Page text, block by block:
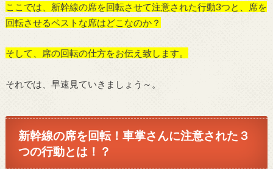
ここでは、新幹線の席を回転させて注意された行動3つと、席を
回転させるベストな席はどこなのか？
そして、席の回転の仕方をお伝え致します。
それでは、早速見ていきましょう～。
新幹線の席を回転！車掌さんに注意された３
つの行動とは！？